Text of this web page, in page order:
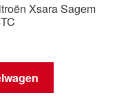
Xsara Sagem